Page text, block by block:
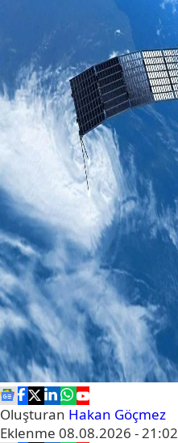
Oluşturan Hakan Göçmez
Eklenme 08.08.2026 - 21:02